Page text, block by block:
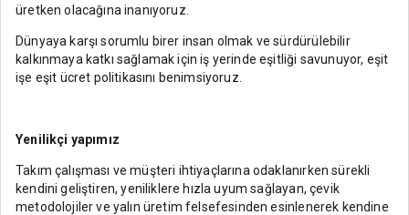
üretken olacağına inanıyoruz.
Dünyaya karşı sorumlu birer insan olmak ve sürdürülebilir
kalkınmaya katkı sağlamak için iş yerinde eşitliği savunuyor, eşit
işe eşit ücret politikasını benimsiyoruz.
Yenilikçi yapımız
Takım çalışması ve müşteri ihtiyaçlarına odaklanırken sürekli
kendini geliştiren, yeniliklere hızla uyum sağlayan, çevik
metodolojiler ve yalın üretim felsefesinden esinlenerek kendine